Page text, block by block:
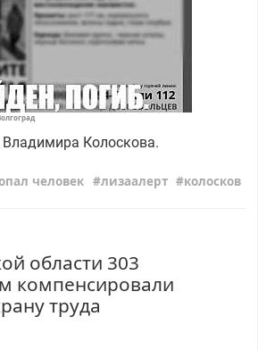
Колоскова.
человек лизаалерт колосков
области 303
компенсировали
труда